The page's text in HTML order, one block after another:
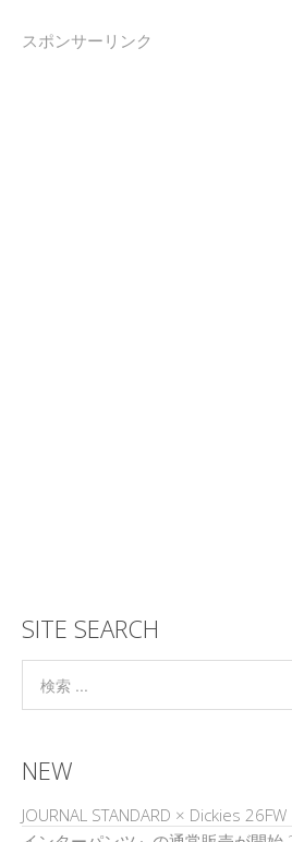
スポンサーリンク
SITE SEARCH
NEW
JOURNAL STANDARD × Dickies